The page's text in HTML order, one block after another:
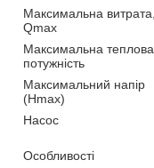
Максимальна витрата,
Qmax
Максимальна теплова
потужність
Максимальний напір
(Hmax)
Насос
Особливості